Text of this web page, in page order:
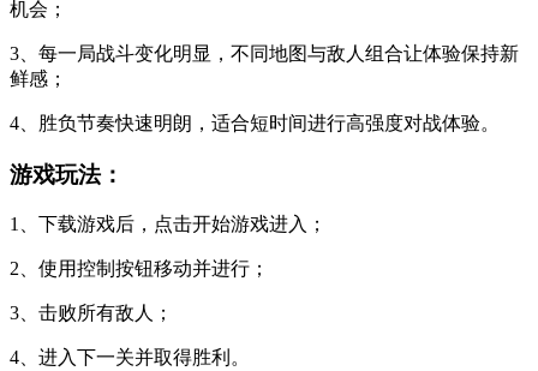
机会；
3、每一局战斗变化明显，不同地图与敌人组合让体验保持新
鲜感；
4、胜负节奏快速明朗，适合短时间进行高强度对战体验。
游戏玩法：
1、下载游戏后，点击开始游戏进入；
2、使用控制按钮移动并进行；
3、击败所有敌人；
4、进入下一关并取得胜利。